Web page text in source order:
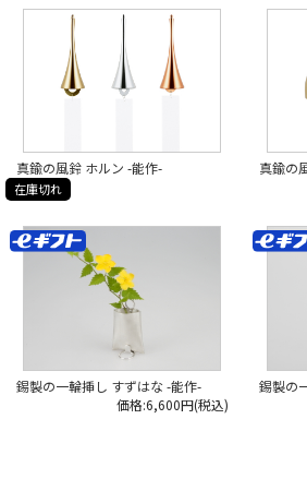
作 #きんとん #縁起物 ちょっ
かわい
（実は
Award
グラン
洒落の
*****
日本い
友達登
▽友だ
*****
▶︎詳細
▶︎その
ンクか
#日本
らし #
雑貨店
ショッ
真鍮の風鈴 ホルン -能作-
在庫切れ
真鍮の
錫製の一輪挿し すずはな -能作-
価格:6,600円(税込)
錫製の